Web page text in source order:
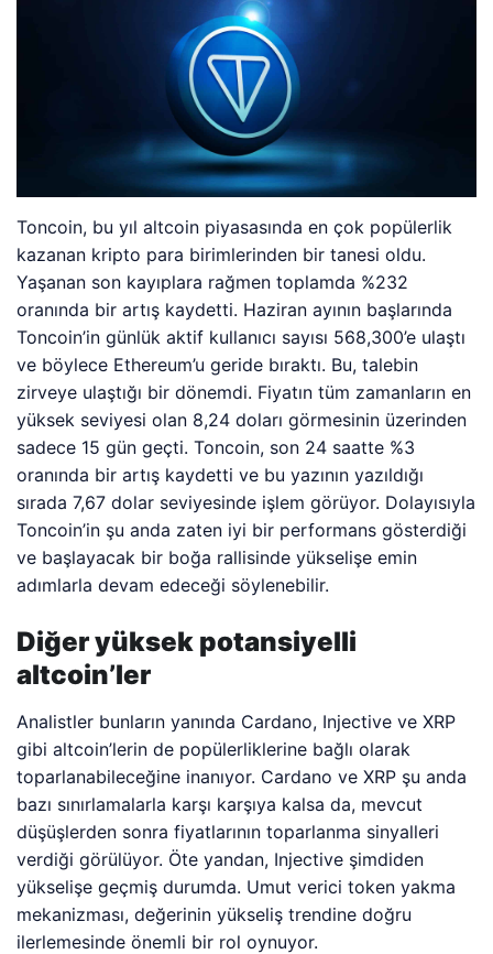
Toncoin, bu yıl altcoin piyasasında en çok popülerlik
kazanan kripto para birimlerinden bir tanesi oldu.
Yaşanan son kayıplara rağmen toplamda %232
oranında bir artış kaydetti. Haziran ayının başlarında
Toncoin’in günlük aktif kullanıcı sayısı 568,300’e ulaştı
ve böylece Ethereum’u geride bıraktı. Bu, talebin
zirveye ulaştığı bir dönemdi. Fiyatın tüm zamanların en
yüksek seviyesi olan 8,24 doları görmesinin üzerinden
sadece 15 gün geçti. Toncoin, son 24 saatte %3
oranında bir artış kaydetti ve bu yazının yazıldığı
sırada 7,67 dolar seviyesinde işlem görüyor. Dolayısıyla
Toncoin’in şu anda zaten iyi bir performans gösterdiği
ve başlayacak bir boğa rallisinde yükselişe emin
adımlarla devam edeceği söylenebilir.
Diğer yüksek potansiyelli
altcoin’ler
Analistler bunların yanında Cardano, Injective ve XRP
gibi altcoin’lerin de popülerliklerine bağlı olarak
toparlanabileceğine inanıyor. Cardano ve XRP şu anda
bazı sınırlamalarla karşı karşıya kalsa da, mevcut
düşüşlerden sonra fiyatlarının toparlanma sinyalleri
verdiği görülüyor. Öte yandan, Injective şimdiden
yükselişe geçmiş durumda. Umut verici token yakma
mekanizması, değerinin yükseliş trendine doğru
ilerlemesinde önemli bir rol oynuyor.